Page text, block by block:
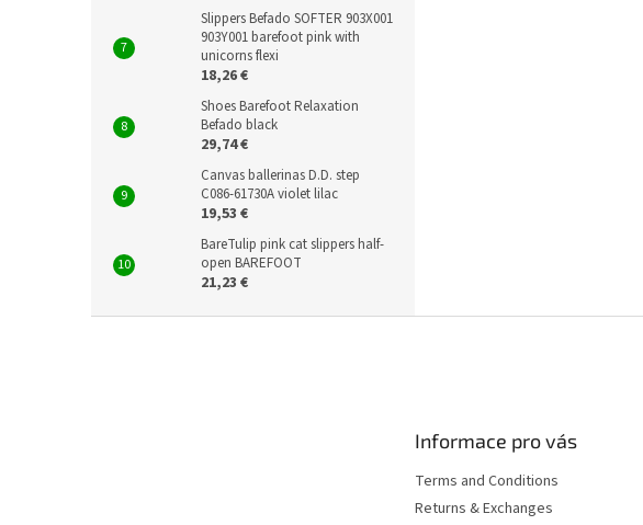
Slippers Befado SOFTER 903X001
903Y001 barefoot pink with
unicorns flexi
18,26 €
Shoes Barefoot Relaxation
Befado black
29,74 €
Canvas ballerinas D.D. step
C086-61730A violet lilac
19,53 €
BareTulip pink cat slippers half-
open BAREFOOT
21,23 €
Informace pro vás
Terms and Conditions
Returns & Exchanges